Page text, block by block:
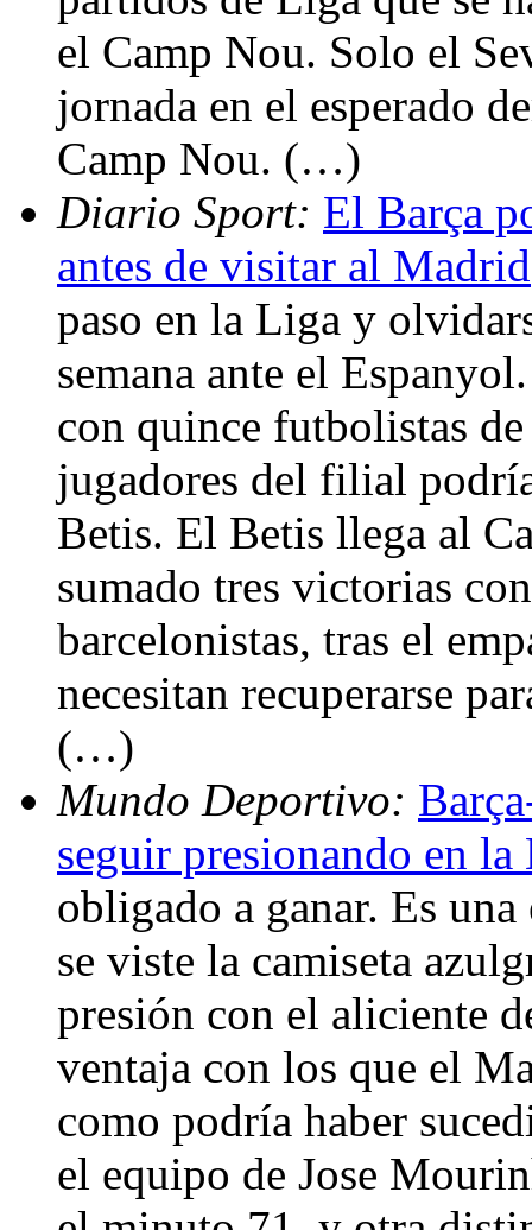
el Camp Nou. Solo el
jornada en el esperado
Camp Nou. (…)
Diario Sport: El Barça
antes de visitar al Madrid
paso en la Liga y
semana ante el
con quince futbolistas
jugadores del filial
Betis. El Betis llega al
sumado tres victorias
barcelonistas, tras el
necesitan recuperarse
(…)
Mundo Deportivo:
seguir presionando en la
obligado a ganar. Es
se viste la camiseta
presión con el aliciente
ventaja con los que el
como podría haber
el equipo de Jose